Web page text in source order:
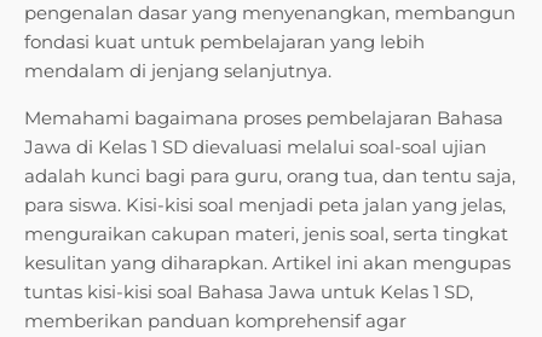
pengenalan dasar yang menyenangkan, membangun
fondasi kuat untuk pembelajaran yang lebih
mendalam di jenjang selanjutnya.
Memahami bagaimana proses pembelajaran Bahasa
Jawa di Kelas 1 SD dievaluasi melalui soal-soal ujian
adalah kunci bagi para guru, orang tua, dan tentu saja,
para siswa. Kisi-kisi soal menjadi peta jalan yang jelas,
menguraikan cakupan materi, jenis soal, serta tingkat
kesulitan yang diharapkan. Artikel ini akan mengupas
tuntas kisi-kisi soal Bahasa Jawa untuk Kelas 1 SD,
memberikan panduan komprehensif agar